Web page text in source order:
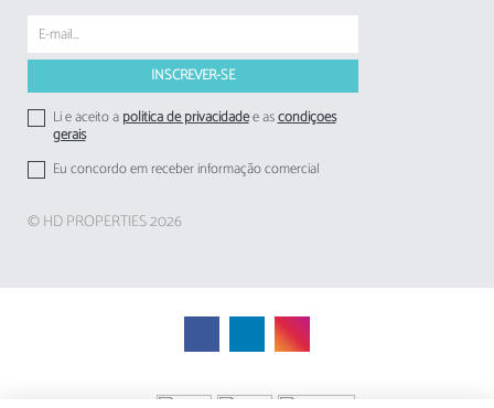
estabelecimentos de alojamento local aos
respetivos hóspedes
Li e aceito apolitica de privacidadee ascondições
gerais
Eu concordo em receber informação comercial
© HD PROPERTIES 2026